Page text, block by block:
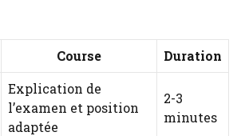
Course Duration
Explication de
l’examen et position
adaptée
2-3
minutes